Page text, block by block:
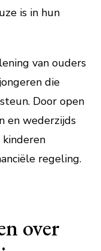
is in hun
van ouders
die
Door open
en wederzijds
regeling.
over